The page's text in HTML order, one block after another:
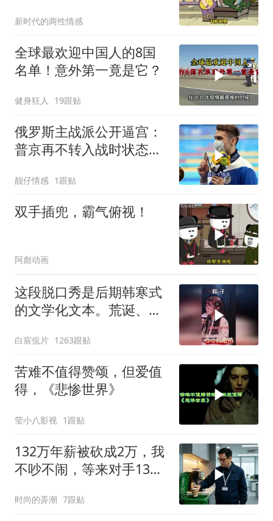
新时代的两性情感
全球最欢迎中国人的8国
名单！意外第一竟是它？
健身狂人 19跟贴
俄罗斯主战派公开逼宫：
普京再不转入战时状态，
靓仔情感 1跟贴
双手插兜，霸气俯视！
阿彪动画
这段脱口秀是后期韩寒式
的文学化文本。荒诞、激
白宸侃片 1263跟贴
苦难不值得赞颂，但爱值
得，《悲惨世界》
莹小八影视 1跟贴
132万年薪被砍成2万，我
不吵不闹，等来对手13倍
时尚的弄潮 7跟贴